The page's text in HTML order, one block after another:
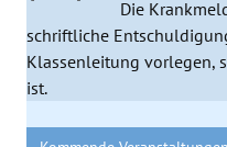
Die
schriftliche
Klassenleitung vorlegen,
ist.